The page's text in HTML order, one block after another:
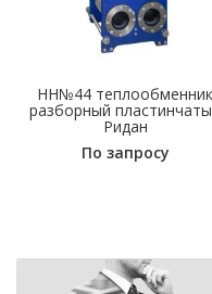
НН№44 теплообменник
разборный
Ридан
По запросу